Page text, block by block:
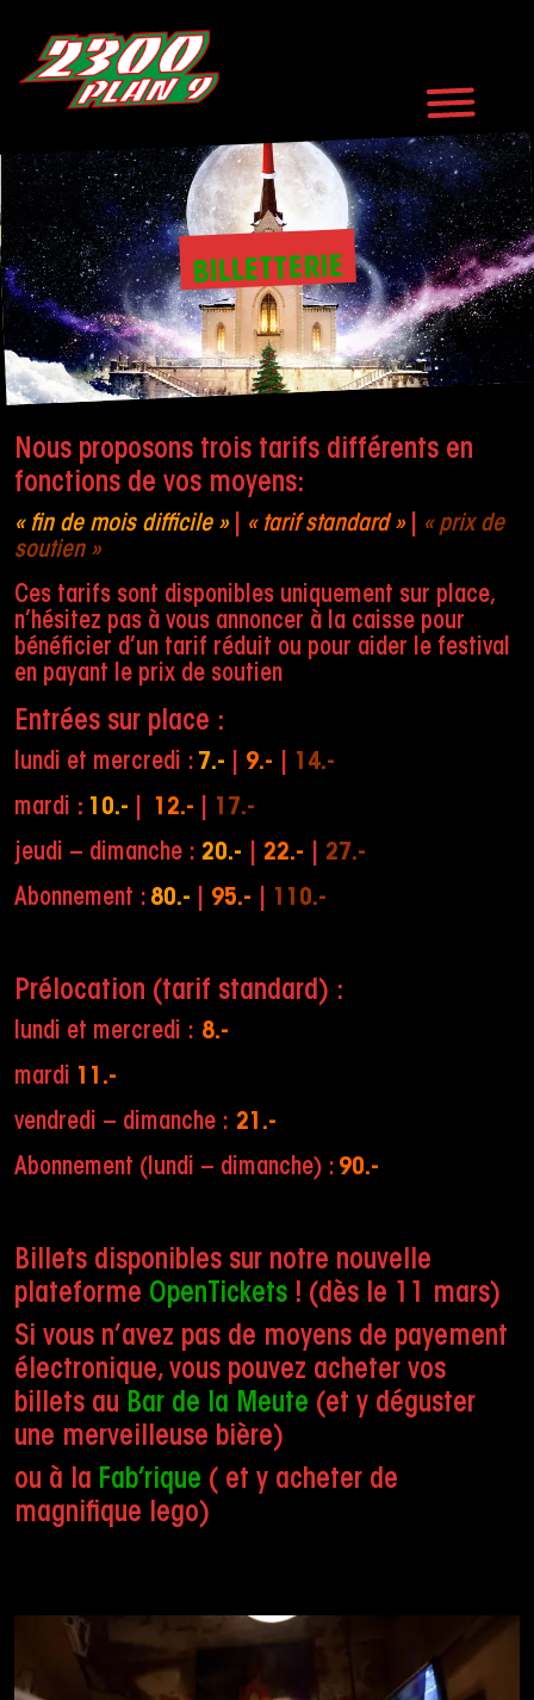
BILLETTERIE
Nous proposons trois tarifs différents en
fonctions de vos moyens:
« fin de mois difficile »| « tarif standard »| « prix de
soutien »
Ces tarifs sont disponibles uniquement sur place,
n’hésitez pas à vous annoncer à la caisse pour
bénéficier d’un tarif réduit ou pour aider le festival
en payant le prix de soutien
Entrées sur place :
lundi et mercredi : 7.- 9.-
14.-
mardi : 10.- 12.-
17.-
jeudi – dimanche : 20.- 22.-
27.-
Abonnement : 80.- 95.- 110.-
Prélocation (tarif standard) :
lundi et mercredi : 8.-
mardi 11.-
vendredi – dimanche : 21.-
Abonnement (lundi – dimanche) : 90.-
Billets disponibles sur notre nouvelle
plateforme OpenTickets ! (dès le 11 mars)
Si vous n’avez pas de moyens de payement
électronique, vous pouvez acheter vos
billets au Bar de la Meute (et y déguster
une merveilleuse bière)
ou à la Fab’rique ( et y acheter de
magnifique lego)